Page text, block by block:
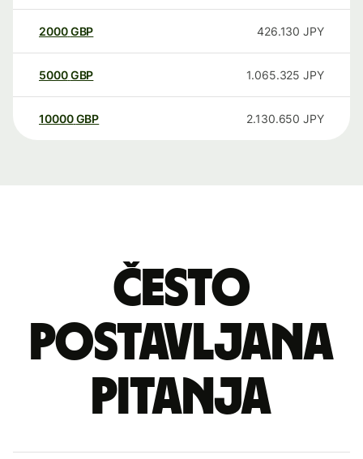
2000GBP 426.130 JPY
5000GBP 1.065.325 JPY
10000 GBP 2.130.650 JPY
Često
postavljana
pitanja